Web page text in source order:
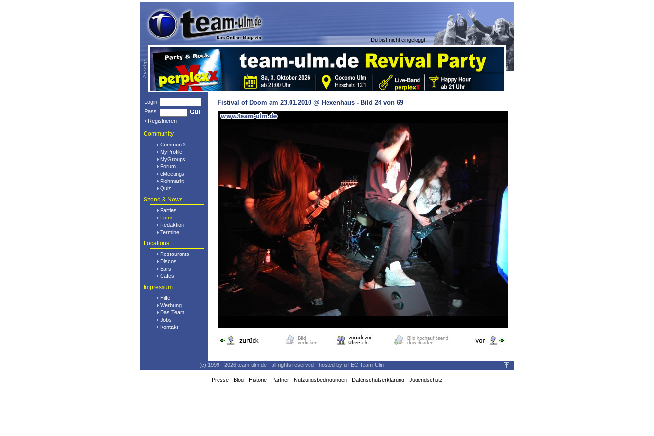
Du bist nicht eingeloggt.
Login
Pass
Registrieren
Community
CommuniX
MyProfile
MyGroups
Forum
eMeetings
Flohmarkt
Quiz
Szene & News
Parties
Fotos
Redaktion
Termine
Locations
Restaurants
Discos
Bars
Cafes
Impressum
Hilfe
Werbung
Das Team
Jobs
Kontakt
Fistival of Doom am 23.01.2010 @ Hexenhaus - Bild 24 von 69
(c) 1999 - 2026 team-ulm.de - all rights reserved - hosted by ibTEC Team-Ulm
- Presse- Blog- Historie- Partner- Nutzungsbedingungen- Datenschutzerklärung- Jugendschutz -